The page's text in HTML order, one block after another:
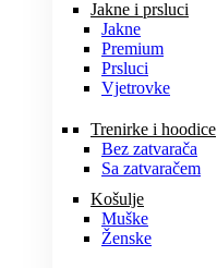
Jakne i prsluci
Jakne
Premium
Prsluci
Vjetrovke
Trenirke i hoodice
Bez zatvarača
Sa zatvaračem
Košulje
Muške
Ženske